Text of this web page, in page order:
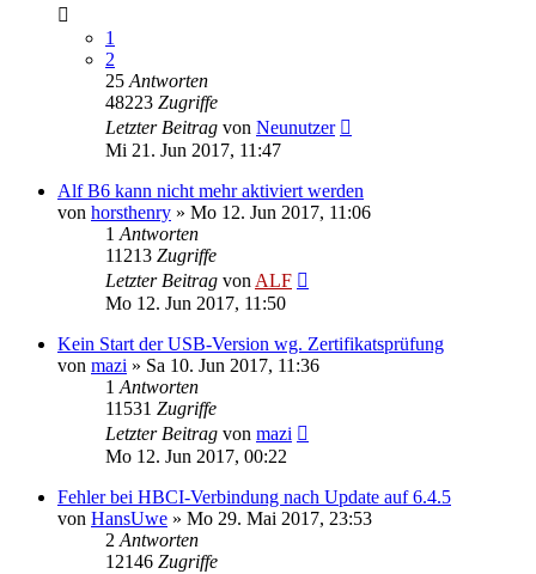
1
2
25 Antworten
48223 Zugriffe
Letzter Beitrag von Neunutzer
Mi 21. Jun 2017, 11:47
Alf B6 kann nicht mehr aktiviert werden
von horsthenry » Mo 12. Jun 2017, 11:06
1 Antworten
11213 Zugriffe
Letzter Beitrag von ALF
Mo 12. Jun 2017, 11:50
Kein Start der USB-Version wg. Zertifikatsprüfung
von mazi » Sa 10. Jun 2017, 11:36
1 Antworten
11531 Zugriffe
Letzter Beitrag von mazi
Mo 12. Jun 2017, 00:22
Fehler bei HBCI-Verbindung nach Update auf 6.4.5
von HansUwe » Mo 29. Mai 2017, 23:53
2 Antworten
12146 Zugriffe